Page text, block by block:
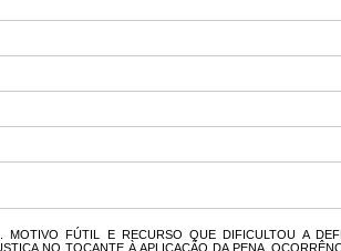
FÚTIL E RECURSO QUE DIFICULTOU A
NO TOCANTE À APLICAÇÃO DA PENA.